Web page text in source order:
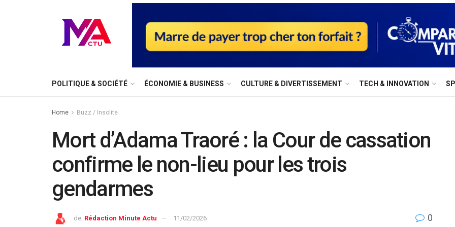
⁠POLITIQUE & SOCIÉTÉ ÉCONOMIE & BUSINESS ⁠CULTURE & DIVERTISSEMENT ⁠TECH & INNOVATION
Home Buzz / Insolite
Mort d’Adama Traoré : la Cour de cassation
confirme le non-lieu pour les trois
gendarmes
de: Rédaction Minute Actu 11/02/2026 0